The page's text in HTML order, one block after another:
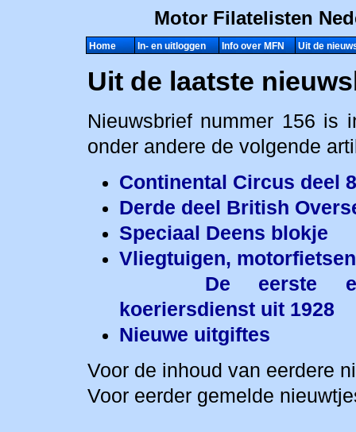
Uit de laatste
Nieuwsbrief nummer 156 is
onder andere de volgende
Continental Circus deel
Derde deel British
Speciaal Deens blokje
Vliegtuigen,
De eerste
koeriersdienst uit 1928
Nieuwe uitgiftes
Voor de inhoud van eerdere
Voor eerder gemelde
Home In- en uitloggen Info over MFN Uit de